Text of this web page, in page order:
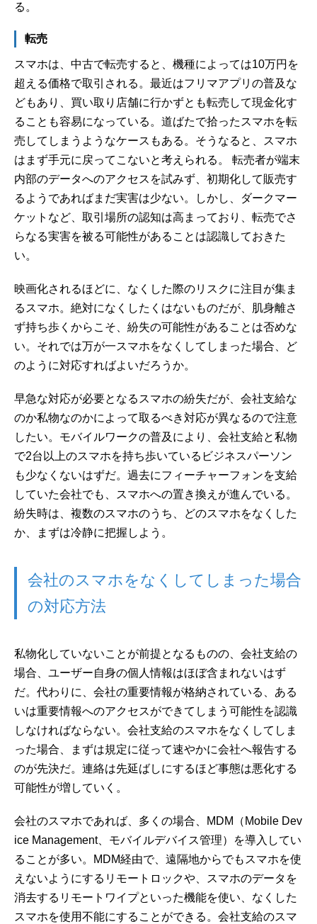
る。
転売
スマホは、中古で転売すると、機種によっては10万円を
超える価格で取引される。最近はフリマアプリの普及な
どもあり、買い取り店舗に行かずとも転売して現金化す
ることも容易になっている。道ばたで拾ったスマホを転
売してしまうようなケースもある。そうなると、スマホ
はまず手元に戻ってこないと考えられる。 転売者が端末
内部のデータへのアクセスを試みず、初期化して販売す
るようであればまだ実害は少ない。しかし、ダークマー
ケットなど、取引場所の認知は高まっており、転売でさ
らなる実害を被る可能性があることは認識しておきた
い。
映画化されるほどに、なくした際のリスクに注目が集ま
るスマホ。絶対になくしたくはないものだが、肌身離さ
ず持ち歩くからこそ、紛失の可能性があることは否めな
い。それでは万が一スマホをなくしてしまった場合、ど
のように対応すればよいだろうか。
早急な対応が必要となるスマホの紛失だが、会社支給な
のか私物なのかによって取るべき対応が異なるので注意
したい。モバイルワークの普及により、会社支給と私物
で2台以上のスマホを持ち歩いているビジネスパーソン
も少なくないはずだ。過去にフィーチャーフォンを支給
していた会社でも、スマホへの置き換えが進んでいる。
紛失時は、複数のスマホのうち、どのスマホをなくした
か、まずは冷静に把握しよう。
会社のスマホをなくしてしまった場合
の対応方法
私物化していないことが前提となるものの、会社支給の
場合、ユーザー自身の個人情報はほぼ含まれないはず
だ。代わりに、会社の重要情報が格納されている、ある
いは重要情報へのアクセスができてしまう可能性を認識
しなければならない。会社支給のスマホをなくしてしま
った場合、まずは規定に従って速やかに会社へ報告する
のが先決だ。連絡は先延ばしにするほど事態は悪化する
可能性が増していく。
会社のスマホであれば、多くの場合、MDM（Mobile Dev
ice Management、モバイルデバイス管理）を導入してい
ることが多い。MDM経由で、遠隔地からでもスマホを使
えないようにするリモートロックや、スマホのデータを
消去するリモートワイプといった機能を使い、なくした
スマホを使用不能にすることができる。会社支給のスマ